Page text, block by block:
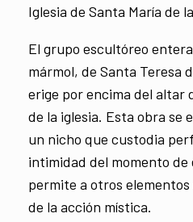
Iglesia de Santa María de
El grupo escultóreo
mármol, de Santa Teresa
erige por encima del altar
de la iglesia. Esta obra se
un nicho que custodia
intimidad del momento de
permite a otros
de la acción mística.